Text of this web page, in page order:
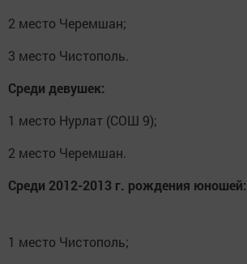
2 место Черемшан;
3 место Чистополь.
Среди девушек:
1 место Нурлат (СОШ 9);
2 место Черемшан.
Среди 2012-2013 г. рождения юношей:
1 место Чистополь;